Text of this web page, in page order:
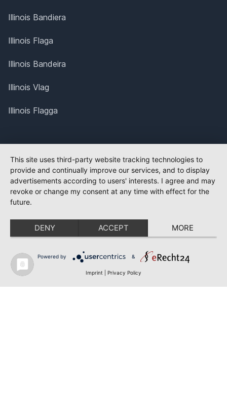
Illinois Bandiera
Illinois Flaga
Illinois Bandeira
Illinois Vlag
Illinois Flagga
This site uses third-party website tracking technologies to
provide and continually improve our services, and to display
advertisements according to users' interests. I agree and may
revoke or change my consent at any time with effect for the
future.
DENY ACCEPT MORE
Powered by &
Imprint Privacy Policy